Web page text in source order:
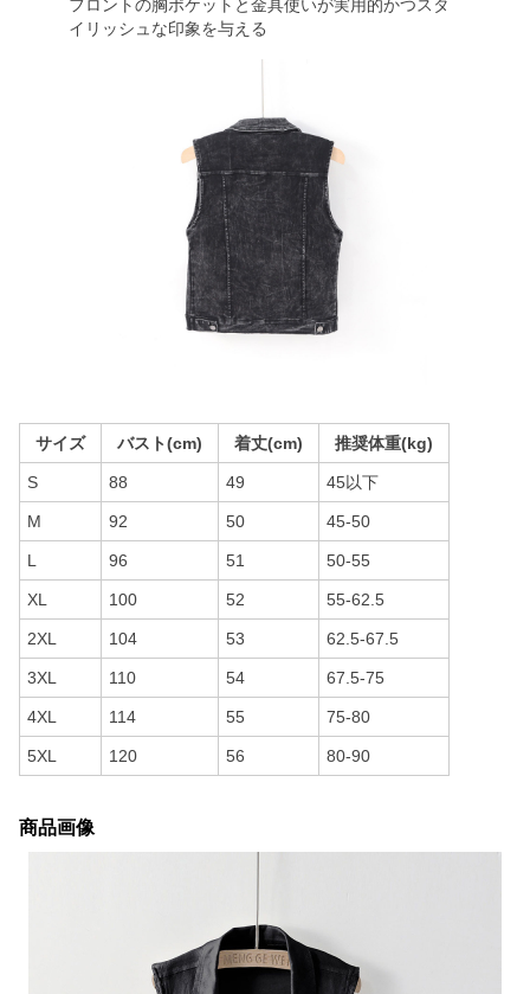
フロントの胸ポケットと金具使いが実用的かつスタ
イリッシュな印象を与える
サイズ バスト(cm) 着丈(cm) 推奨体重(kg)
S 88 49 45以下
M 92 50 45-50
L 96 51 50-55
XL 100 52 55-62.5
2XL 104 53 62.5-67.5
3XL 110 54 67.5-75
4XL 114 55 75-80
5XL 120 56 80-90
商品画像